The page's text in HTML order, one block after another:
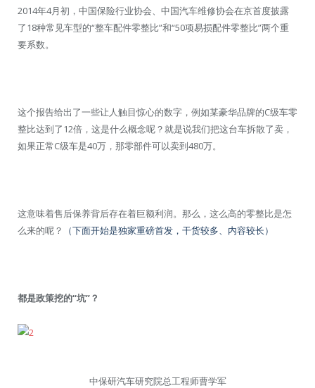
2014年4月初，中国保险行业协会、中国汽车维修协会在京首度披露
了18种常见车型的“整车配件零整比”和“50项易损配件零整比”两个重
要系数。
这个报告给出了一些让人触目惊心的数字，例如某豪华品牌的C级车零
整比达到了12倍，这是什么概念呢？就是说我们把这台车拆散了卖，
如果正常C级车是40万，那零部件可以卖到480万。
这意味着售后保养背后存在着巨额利润。那么，这么高的零整比是怎
么来的呢？
（下面开始是独家重磅首发，干货较多、内容较长）
都是政策挖的“坑”？
中保研汽车研究院总工程师曹学军